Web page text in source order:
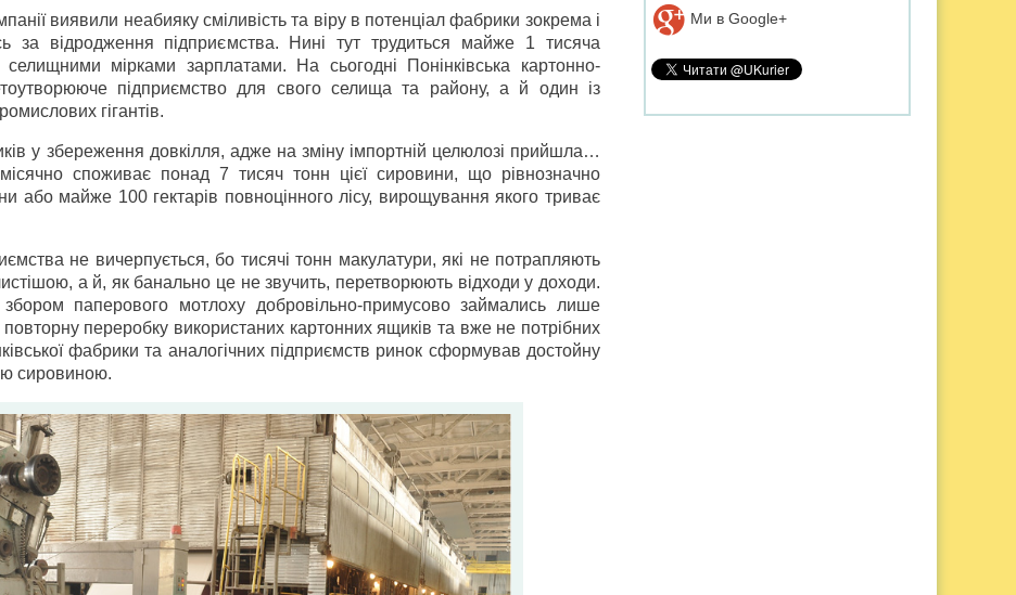
виявили неабияку сміливість та віру в потенціал фабрики зокрема і
за відродження підприємства. Нині тут трудиться майже 1 тисяча
мірками зарплатами. На сьогодні Понінківська картонно-
підприємство для свого селища та району, а й один із
гігантів.
у збереження довкілля, адже на зміну імпортній целюлозі прийшла…
споживає понад 7 тисяч тонн цієї сировини, що рівнозначно
або майже 100 гектарів повноцінного лісу, вирощування якого триває
не вичерпується, бо тисячі тонн макулатури, які не потрапляють
а й, як банально це не звучить, перетворюють відходи у доходи.
паперового мотлоху добровільно-примусово займались лише
повторну переробку використаних картонних ящиків та вже не потрібних
фабрики та аналогічних підприємств ринок сформував достойну
сировиною.
Ми в Google+